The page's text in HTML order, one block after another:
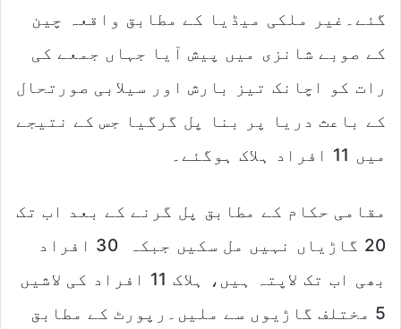
m
i
گئے۔غیر ملکی میڈیا کے مطابق واقعہ چین
کے صوبے شانزی میں پیش آیا جہاں جمعے کی
رات کو اچانک تیز بارش اور سیلابی صورتحال
کے باعث دریا پر بنا پل گرگیا جس کے نتیجے
میں 11 افراد ہلاک ہوگئے۔
مقامی حکام کے مطابق پل گرنے کے بعد اب تک
20 گاڑیاں نہیں مل سکیں جبکہ 30 افراد
بھی اب تک لاپتہ ہیں، ہلاک 11 افراد کی لاشیں
5 مختلف گاڑیوں سے ملیں۔رپورٹ کے مطابق